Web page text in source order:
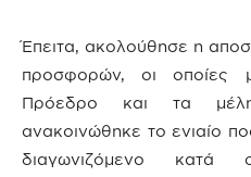
Έπειτα, ακολούθησε η
προσφορών, οι οποίες
Πρόεδρο και τα
ανακοινώθηκε το ενιαίο
διαγωνιζόμενο κατά